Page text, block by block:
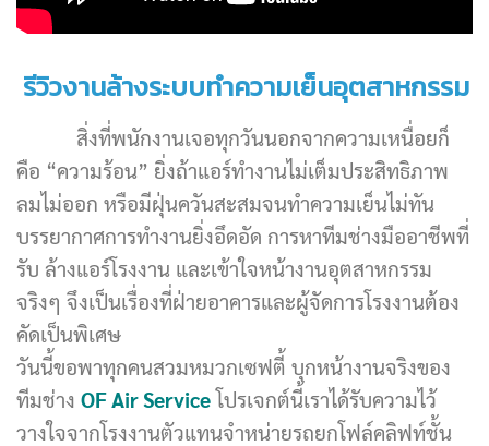
รีวิวงานล้างระบบทำความเย็นอุตสาหกรรม
สิ่งที่พนักงานเจอทุกวันนอกจากความเหนื่อยก็
คือ “ความร้อน” ยิ่งถ้าแอร์ทำงานไม่เต็มประสิทธิภาพ
ลมไม่ออก หรือมีฝุ่นควันสะสมจนทำความเย็นไม่ทัน
บรรยากาศการทำงานยิ่งอึดอัด การหาทีมช่างมืออาชีพที่
รับ ล้างแอร์โรงงาน และเข้าใจหน้างานอุตสาหกรรม
จริงๆ จึงเป็นเรื่องที่ฝ่ายอาคารและผู้จัดการโรงงานต้อง
คัดเป็นพิเศษ
วันนี้ขอพาทุกคนสวมหมวกเซฟตี้ บุกหน้างานจริงของ
ทีมช่าง OF Air Serviceโปรเจกต์นี้เราได้รับความไว้
วางใจจากโรงงานตัวแทนจำหน่ายรถยกโฟล์คลิฟท์ชั้น